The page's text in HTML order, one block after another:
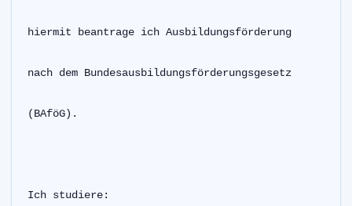
hiermit beantrage ich Ausbildungsförderung
nach dem Bundesausbildungsförderungsgesetz
(BAföG).
Ich studiere: